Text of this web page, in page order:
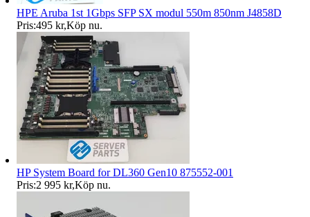
HPE Aruba 1st 1Gbps SFP SX modul 550m 850nm J4858D
Pris:495 kr,Köp nu.
HP System Board for DL360 Gen10 875552-001
Pris:2 995 kr,Köp nu.